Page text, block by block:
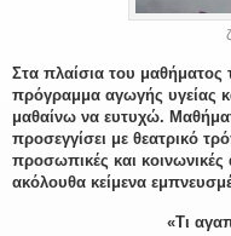
Στα πλαίσια του μαθήματος
πρόγραμμα αγωγής υγείας
μαθαίνω να ευτυχώ.
προσεγγίσει με θεατρικό
προσωπικές και
ακόλουθα κείμενα
«Τι